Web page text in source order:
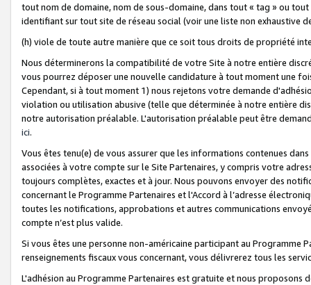
tout nom de domaine, nom de sous-domaine, dans tout « tag » ou
identifiant sur tout site de réseau social (voir une liste non exhaustive
(h) viole de toute autre manière que ce soit tous droits de propriété
Nous déterminerons la compatibilité de votre Site à notre entière
vous pourrez déposer une nouvelle candidature à tout moment une
Cependant, si à tout moment 1) nous rejetons votre demande
violation ou utilisation abusive (telle que déterminée à notre entière
notre autorisation préalable. L'autorisation préalable peut être
ici.
Vous êtes tenu(e) de vous assurer que les informations contenues
associées à votre compte sur le Site Partenaires, y compris votre
toujours complètes, exactes et à jour. Nous pouvons envoyer des
concernant le Programme Partenaires et l'Accord à l’adresse
toutes les notifications, approbations et autres communications
compte n’est plus valide.
Si vous êtes une personne non-américaine participant au
renseignements fiscaux vous concernant, vous délivrerez tous les
L'adhésion au Programme Partenaires est gratuite et nous proposons